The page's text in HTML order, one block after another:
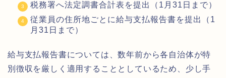
税務署へ法定調書合計表を提出（1月31日まで）
従業員の住所地ごとに給与支払報告書を提出（1
月31日まで）
給与支払報告書については、数年前から各自治体が特
別徴収を厳しく適用することとしているため、少し手